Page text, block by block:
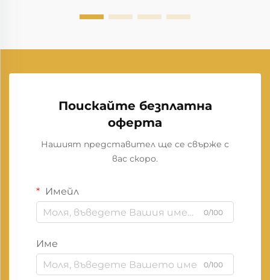
Поискайте безплатна
оферта
Нашият представител ще се свърже с
вас скоро.
Имейл
0/100
Име
0/100